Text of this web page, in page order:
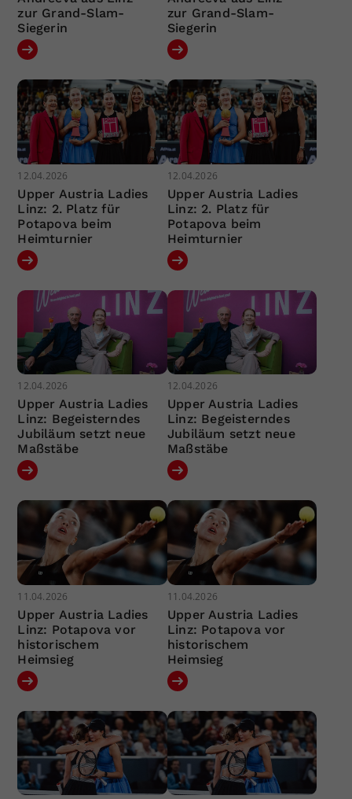
zur Grand-Slam-
Siegerin
zur Grand-Slam-
Siegerin
12.04.2026
Upper Austria Ladies
Linz: 2. Platz für
Potapova beim
Heimturnier
12.04.2026
Upper Austria Ladies
Linz: 2. Platz für
Potapova beim
Heimturnier
12.04.2026
Upper Austria Ladies
Linz: Begeisterndes
Jubiläum setzt neue
Maßstäbe
12.04.2026
Upper Austria Ladies
Linz: Begeisterndes
Jubiläum setzt neue
Maßstäbe
11.04.2026
Upper Austria Ladies
Linz: Potapova vor
historischem
Heimsieg
11.04.2026
Upper Austria Ladies
Linz: Potapova vor
historischem
Heimsieg